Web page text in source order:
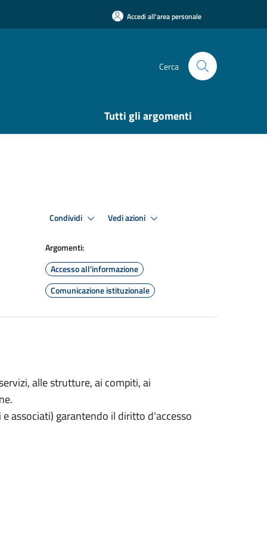
Accedi all'area personale
Cerca
Tutti gli argomenti
Condividi Vedi azioni
Argomenti:
Accesso all'informazione
Comunicazione istituzionale
alle strutture, ai compiti, ai
associati) garantendo il diritto d'accesso